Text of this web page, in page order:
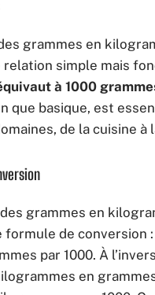
grammes en
relation simple mais
à 1000
que basique, est
de la cuisine à
grammes en
formule de conversion
par 1000. À
en